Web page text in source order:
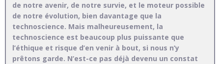
de notre avenir, de notre survie, et le moteur possible
de notre évolution, bien davantage que la
technoscience. Mais malheureusement, la
technoscience est beaucoup plus puissante que
l’éthique et risque d’en venir à bout, si nous n’y
prêtons garde. N’est-ce pas déjà devenu un constat